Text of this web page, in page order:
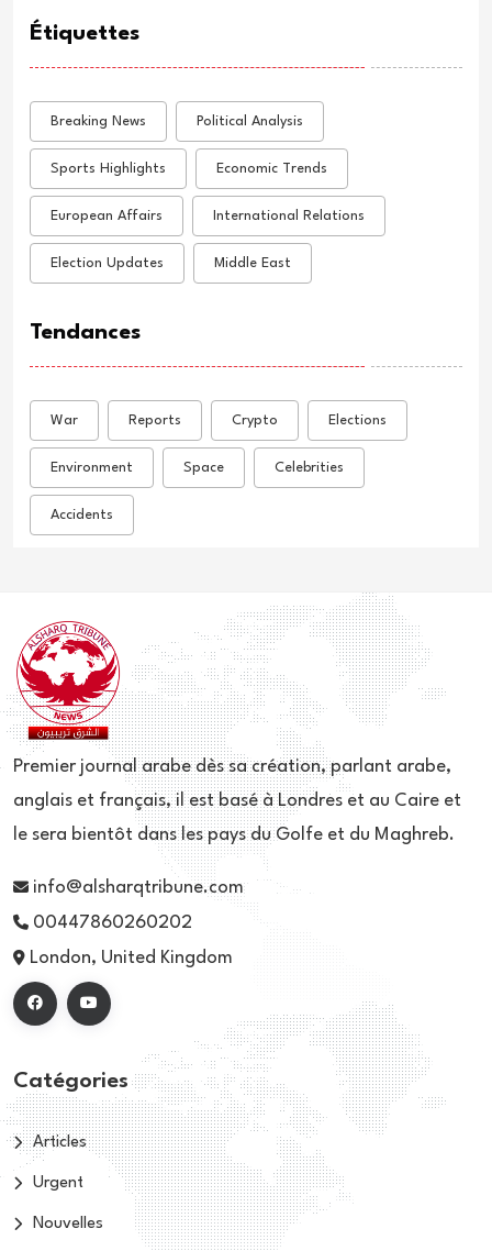
Étiquettes
Breaking News Political Analysis
Sports Highlights Economic Trends
European Affairs International Relations
Election Updates Middle East
Tendances
War Reports Crypto Elections
Environment Space Celebrities
Accidents
Premier journal arabe dès sa création, parlant arabe,
anglais et français, il est basé à Londres et au Caire et
le sera bientôt dans les pays du Golfe et du Maghreb.
info@alsharqtribune.com
00447860260202
London, United Kingdom
Catégories
Articles
Urgent
Nouvelles